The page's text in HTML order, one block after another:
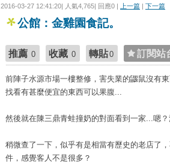
2016-03-27 12:41:20| 人氣4,765| 回應0 | 上一篇 | 下一篇
公館：金雞園食記。
推薦 0 收藏 0 轉貼0 訂閱站
前陣子水源市場一樓整修，害失業的鼴鼠沒有
找看有甚麼便宜的東西可以果腹...
然後就在陳三鼎青蛙撞奶的對面看到一家...嗯？
稍微查了一下，似乎有是相當有歷史的老店了
件，感覺客人不是很多？